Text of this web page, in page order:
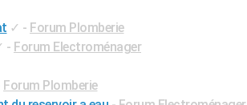
✓ - Forum Plomberie
- Forum Electroménager
Forum Plomberie